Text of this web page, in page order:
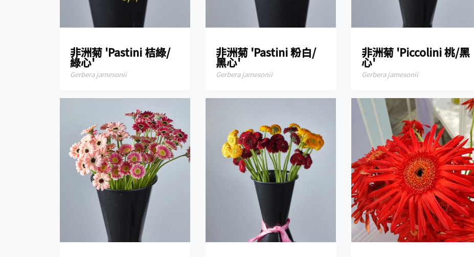
非洲菊 'Pastini 桔綠/
綠心'
Gerbera jamesonii
非洲菊 'Pastini 粉白/
黑心'
Gerbera jamesonii
非洲菊 'Piccolini 桃/黑
心'
Gerbera jamesonii